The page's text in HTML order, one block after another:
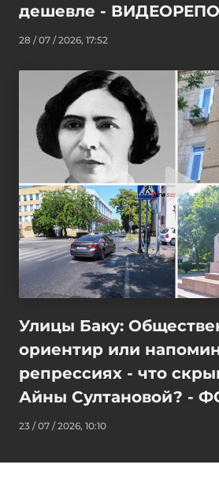
дешевле -
28 / 07 / 2026, 17:52
Улицы Баку:
ориентир или
репрессиях - что
Айны Султановой? -
23 / 07 / 2026, 10:10